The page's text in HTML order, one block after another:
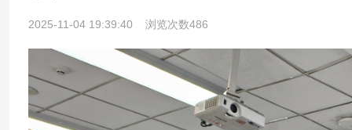
2025-11-04 19:39:40 浏览次数486